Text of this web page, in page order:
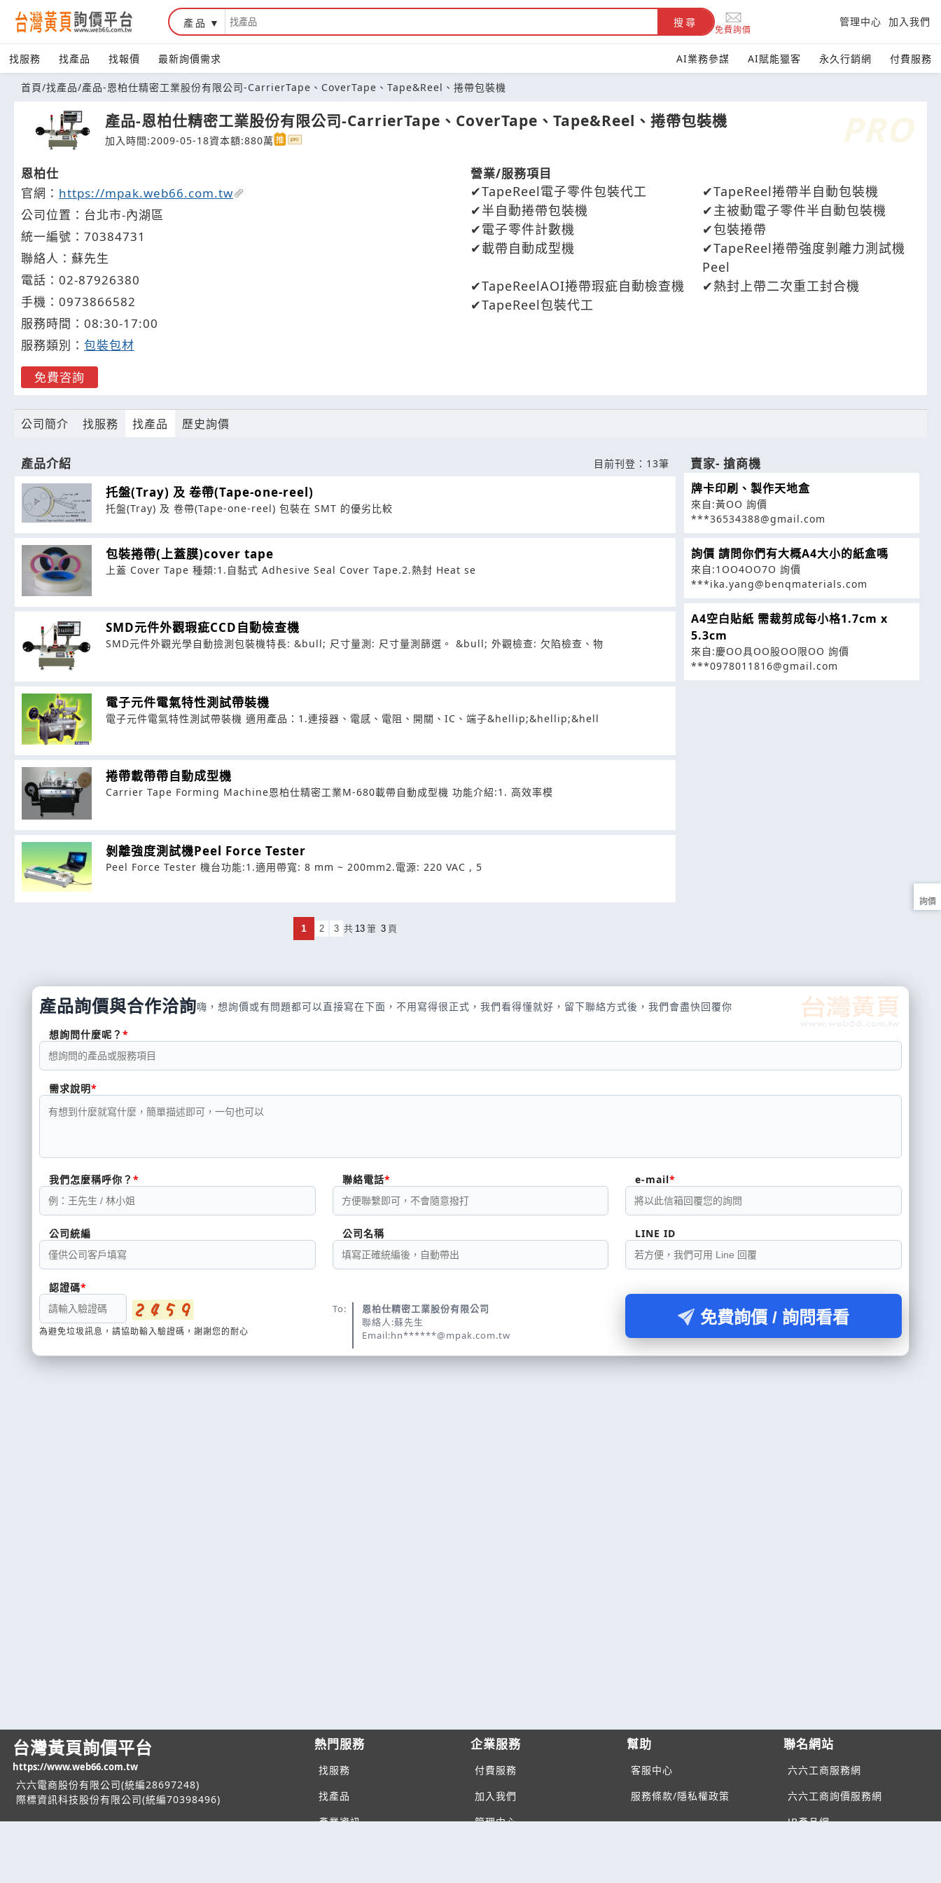
台灣黃頁詢價平台
產品 搜尋
免費詢價
管理中心 加入我們
找服務 找產品 找報價 最新詢價需求 AI業務參謀 AI賦能獵客 永久行銷網 付費服務
首頁/找產品/產品-恩柏仕精密工業股份有限公司-CarrierTape、CoverTape、Tape&Reel、捲帶包裝機
產品-恩柏仕精密工業股份有限公司-CarrierTape、CoverTape、Tape&Reel、捲帶包裝機
加入時間:2009-05-18資本額:880萬
恩柏仕
官網： https://mpak.web66.com.tw
公司位置：台北市-內湖區
統一編號：70384731
聯絡人：蘇先生
電話： 02-87926380
手機： 0973866582
服務時間：08:30-17:00
服務類別： 包裝包材
免費咨詢
營業/服務項目
TapeReel電子零件包裝代工
TapeReel捲帶半自動包裝機
半自動捲帶包裝機
主被動電子零件半自動包裝機
電子零件計數機
包裝捲帶
載帶自動成型機
TapeReel捲帶強度剝離力測試機
Peel
TapeReelAOI捲帶瑕疵自動檢查機
熱封上帶二次重工封合機
TapeReel包裝代工
公司簡介 找服務 找產品 歷史詢價
產品介紹 目前刊登：13筆
托盤(Tray) 及 卷帶(Tape-one-reel)
托盤(Tray) 及 卷帶(Tape-one-reel) 包裝在 SMT 的優劣比較
包裝捲帶(上蓋膜)cover tape
上蓋 Cover Tape 種類:1.自黏式 Adhesive Seal Cover Tape.2.熱封 Heat se
SMD元件外觀瑕疵CCD自動檢查機
SMD元件外觀光學自動撿測包裝機特長: &bull; 尺寸量測: 尺寸量測篩選。 &bull; 外觀檢查: 欠陷檢查、物
電子元件電氣特性測試帶裝機
電子元件電氣特性測試帶裝機 適用產品：1.連接器、電感、電阻、開關、IC、端子&hellip;&hellip;&hell
捲帶載帶帶自動成型機
Carrier Tape Forming Machine恩柏仕精密工業M-680載帶自動成型機 功能介紹:1. 高效率模
剝離強度測試機Peel Force Tester
Peel Force Tester 機台功能:1.適用帶寬: 8 mm ~ 200mm2.電源: 220 VAC , 5
1 2 3 共 13 筆 3 頁
賣家- 搶商機
牌卡印刷、製作天地盒
來自:黃OO 詢價
***36534388@gmail.com
詢價 請問你們有大概A4大小的紙盒嗎
來自:1OO4OO7O 詢價
***ika.yang@benqmaterials.com
A4空白貼紙 需裁剪成每小格1.7cm x
5.3cm
來自:慶OO具OO股OO限OO 詢價
***0978011816@gmail.com
產品詢價與合作洽詢嗨，想詢價或有問題都可以直接寫在下面，不用寫得很正式，我們看得懂就好，留下聯絡方式後，我們會盡快回覆你
想詢問什麼呢？
需求說明
我們怎麼稱呼你？ 聯絡電話 e-mail
公司統編 公司名稱 LINE ID
認證碼
為避免垃圾訊息，請協助輸入驗證碼，謝謝您的耐心
To:
恩柏仕精密工業股份有限公司
聯絡人:蘇先生
Email:hn******@mpak.com.tw
免費詢價 / 詢問看看
台灣黃頁詢價平台
https://www.web66.com.tw
六六電商股份有限公司(統編28697248)
際標資訊科技股份有限公司(統編70398496)
熱門服務
找服務
找產品
產業資訊
企業服務
付費服務
加入我們
管理中心
幫助
客服中心
服務條款/隱私權政策
聯名網站
六六工商服務網
六六工商詢價服務網
JB產品網
詢價